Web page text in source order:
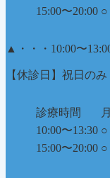
15:00〜20:00 ○
▲ ・・・10:00〜
【休診日】祝日のみ
診療時間 月
10:00〜13:30 ○
15:00〜20:00 ○